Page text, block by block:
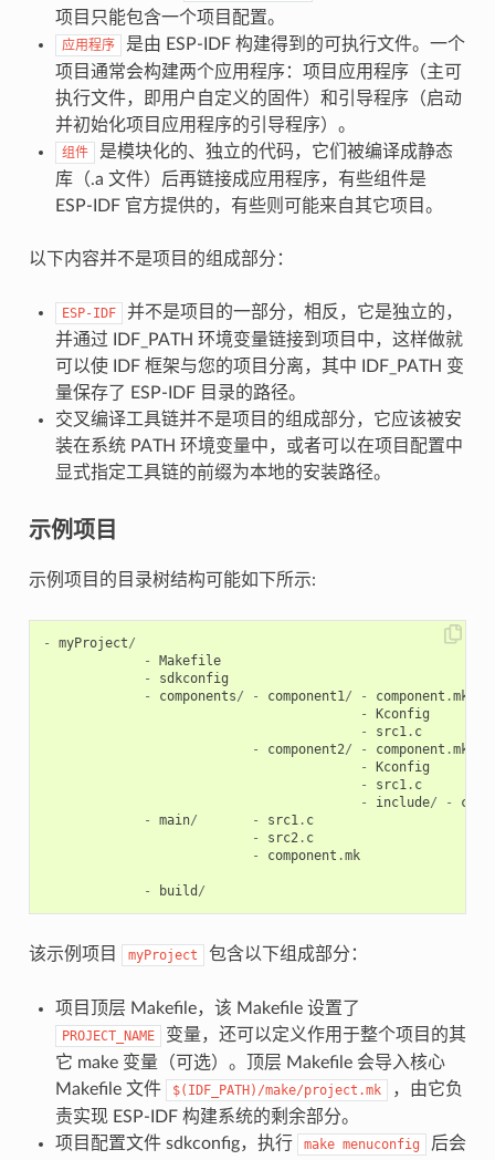
项目只能包含一个项目配置。
应用程序
是由 ESP-IDF 构建得到的可执行文件。一个
项目通常会构建两个应用程序：项目应用程序（主可
执行文件，即用户自定义的固件）和引导程序（启动
并初始化项目应用程序的引导程序）。
组件
是模块化的、独立的代码，它们被编译成静态
库（.a 文件）后再链接成应用程序，有些组件是
ESP-IDF 官方提供的，有些则可能来自其它项目。
以下内容并不是项目的组成部分：
ESP-IDF
并不是项目的一部分，相反，它是独立的，
并通过 IDF_PATH 环境变量链接到项目中，这样做就
可以使 IDF 框架与您的项目分离，其中 IDF_PATH 变
量保存了 ESP-IDF 目录的路径。
交叉编译工具链并不是项目的组成部分，它应该被安
装在系统 PATH 环境变量中，或者可以在项目配置中
显式指定工具链的前缀为本地的安装路径。
示例项目
示例项目的目录树结构可能如下所示:
- myProject/
-
Makefile
-
sdkconfig
-
components/ - component1/ - component .mk
-
Kconfig
-
src1. c
-
component2/ - component .mk
-
Kconfig
-
src1. c
-
include/ -
-
main/ - src1. c
-
src2. c
-
component .mk
- build /
该示例项目 myProject 包含以下组成部分：
项目顶层 Makefile，该 Makefile 设置了
PROJECT_NAME
变量，还可以定义作用于整个项目的其
它 make 变量（可选）。顶层 Makefile 会导入核心
Makefile 文件
$(IDF_PATH)/make/project.mk
，由它负
责实现 ESP-IDF 构建系统的剩余部分。
项目配置文件 sdkconfig，执行
make menuconfig
后会